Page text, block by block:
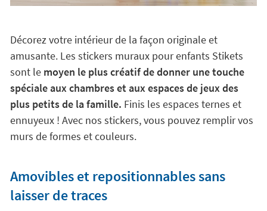
Décorez votre intérieur de la façon originale et
amusante. Les stickers muraux pour enfants Stikets
sont le moyen le plus créatif de donner une touche
spéciale aux chambres et aux espaces de jeux des
plus petits de la famille. Finis les espaces ternes et
ennuyeux ! Avec nos stickers, vous pouvez remplir vos
murs de formes et couleurs.
Amovibles et repositionnables sans
laisser de traces